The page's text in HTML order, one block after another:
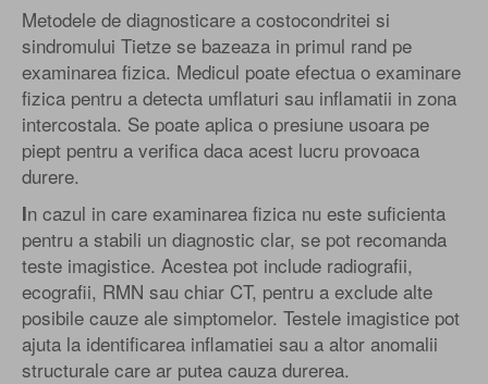
Metodele de diagnosticare a costocondritei si
sindromului Tietze se bazeaza in primul rand pe
examinarea fizica. Medicul poate efectua o examinare
fizica pentru a detecta umflaturi sau inflamatii in zona
intercostala. Se poate aplica o presiune usoara pe
piept pentru a verifica daca acest lucru provoaca
durere.
In cazul in care examinarea fizica nu este suficienta
pentru a stabili un diagnostic clar, se pot recomanda
teste imagistice. Acestea pot include radiografii,
ecografii, RMN sau chiar CT, pentru a exclude alte
posibile cauze ale simptomelor. Testele imagistice pot
ajuta la identificarea inflamatiei sau a altor anomalii
structurale care ar putea cauza durerea.